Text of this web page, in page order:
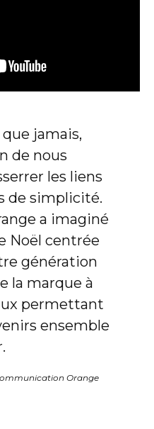
jamais,
de nous
les liens
de simplicité.
a imaginé
Noël centrée
génération
la marque à
permettant
ensemble
Orange